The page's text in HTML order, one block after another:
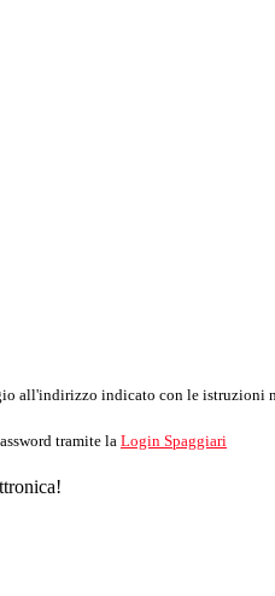
all'indirizzo indicato con le istruzioni
tramite la Login Spaggiari